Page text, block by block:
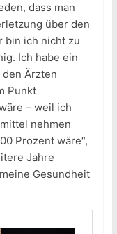
dass man
über den
bin ich nicht zu
Ich habe ein
den Ärzten
Punkt
– weil ich
nehmen
Prozent wäre“,
Jahre
Gesundheit